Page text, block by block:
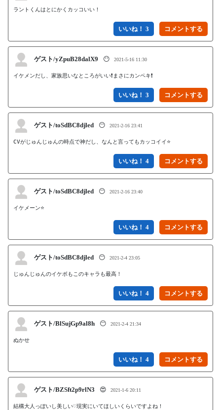
ラントくんはとにかくカッコいい！
いいね！ 3
ゲスト/yZpuB28dalX9 😶 2021-5-16 11:30
イケメンだし、家族思いなところがいい❗まさにカンペキ❗
いいね！ 3
ゲスト/toSdBC8djled 😶 2021-2-16 23:41
CVがじゅんじゅんの時点で神だし、なんと言ってもカッコイイ⭐️
いいね！ 4
ゲスト/toSdBC8djled 😶 2021-2-16 23:40
イケメーン⭐️
いいね！ 4
ゲスト/toSdBC8djled 😶 2021-2-4 23:05
じゅんじゅんのイケボもこのキャラも最高！
いいね！ 4
ゲスト/BlSujGp9al8h 😶 2021-2-4 21:34
ぬかせ
いいね！ 4
ゲスト/BZSft2p9rlN3 😍 2021-1-6 20:11
結構大人っぽいし美しい♡現実にいてほしいくらいですよね！